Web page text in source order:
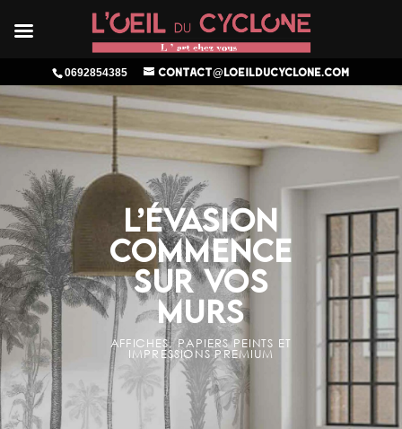
0692854385 contact@loeilducyclone.com
L’ÉVASION
COMMENCE
SUR VOS
MURS
AFFICHES, PAPIERS PEINTS ET
IMPRESSIONS PREMIUM